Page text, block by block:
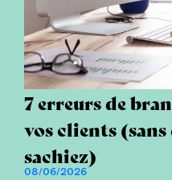
7 erreurs de
vos clients (sans
sachiez)
08/06/2026